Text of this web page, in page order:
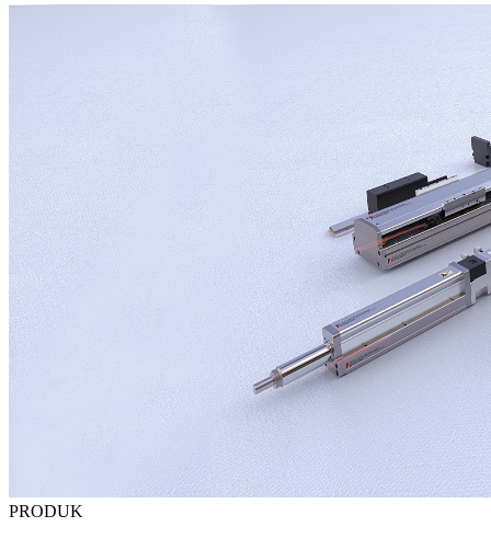
PRODUK